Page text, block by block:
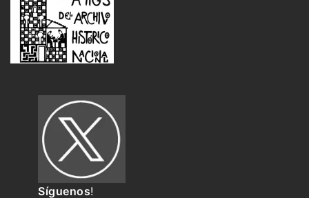
Síguenos!